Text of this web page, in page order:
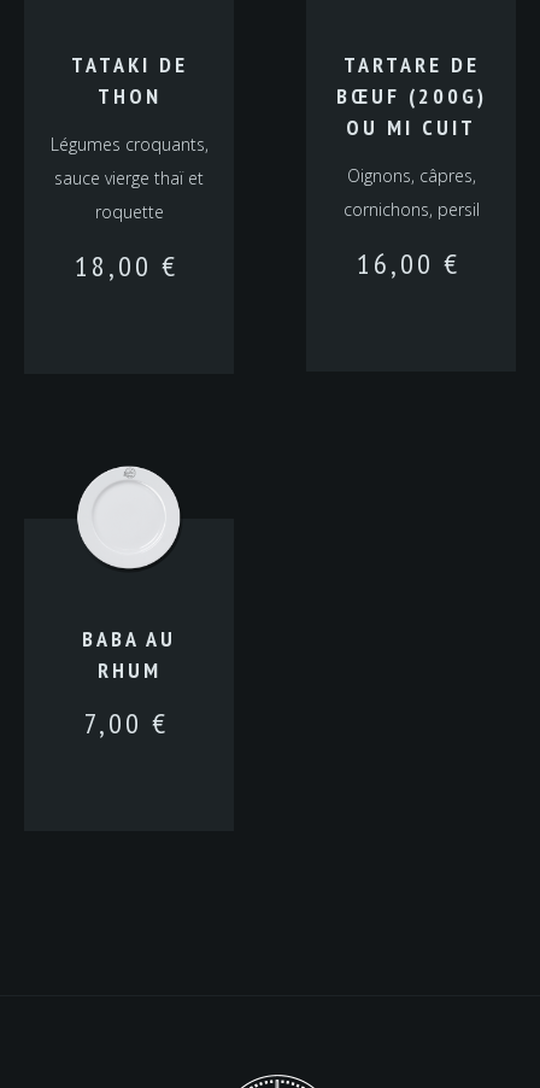
TATAKI DE
THON
Légumes croquants,
sauce vierge thaï et
roquette
18,00 €
TARTARE DE
BŒUF (200G)
OU MI CUIT
Oignons, câpres,
cornichons, persil
16,00 €
BABA AU
RHUM
7,00 €